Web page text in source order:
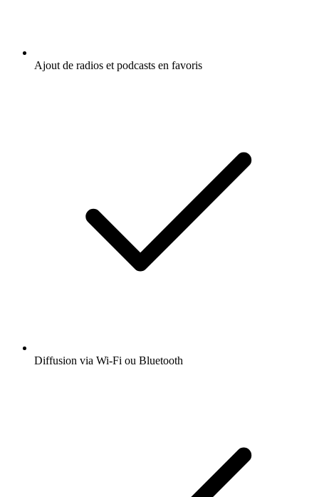
Ajout de radios et podcasts en favoris
Diffusion via Wi-Fi ou Bluetooth